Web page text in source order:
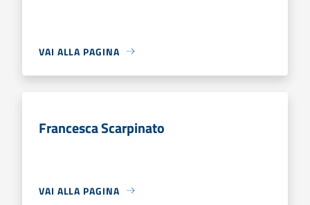
VAI ALLA PAGINA
Francesca Scarpinato
VAI ALLA PAGINA